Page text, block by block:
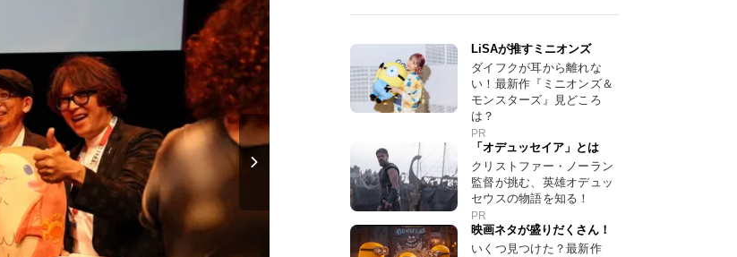
LiSAが推すミニオンズ
ダイフクが耳から離れな
い！最新作『ミニオンズ＆
モンスターズ』見どころ
は？
PR
「オデュッセイア」とは
クリストファー・ノーラン
監督が挑む、英雄オデュッ
セウスの物語を知る！
PR
映画ネタが盛りだくさん！
いくつ見つけた？最新作